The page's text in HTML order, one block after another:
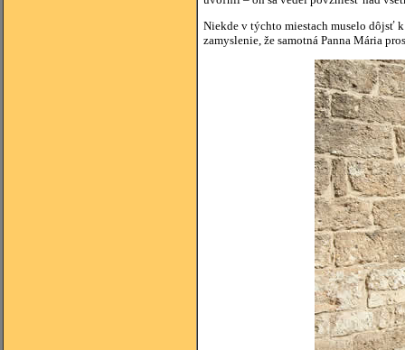
Niekde v týchto miestach muselo dôjsť
zamyslenie, že samotná Panna Mária